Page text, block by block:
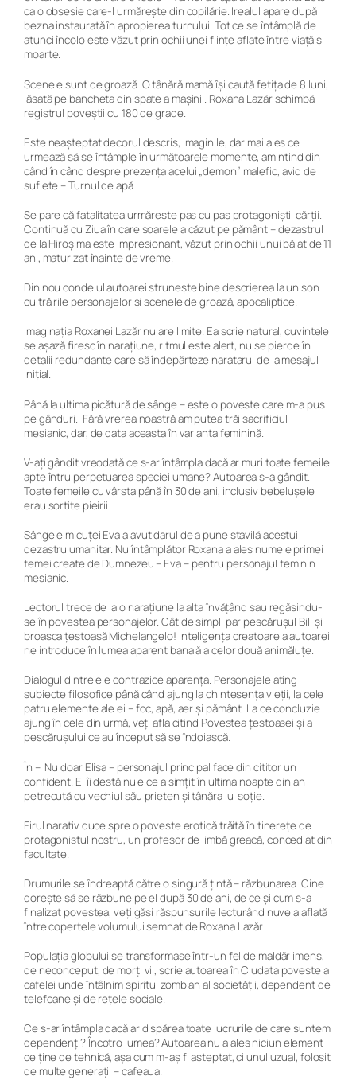
ca o obsesie care-l urmărește din copilărie. Irealul apare după
bezna instaurată în apropierea turnului. Tot ce se întâmplă de
atunci încolo este văzut prin ochii unei ființe aflate între viață și
moarte.
Scenele sunt de groază. O tânără mamă își caută fetița de 8 luni,
lăsată pe bancheta din spate a mașinii. Roxana Lazăr schimbă
registrul poveștii cu 180 de grade.
Este neașteptat decorul descris, imaginile, dar mai ales ce
urmează să se întâmple în următoarele momente, amintind din
când în când despre prezența acelui „demon” malefic, avid de
suflete –Turnul de apă.
Se pare că fatalitatea urmărește pas cu pas protagoniștii cărții.
Continuă cu Ziua în care soarele a căzut pe pământ – dezastrul
de la Hiroșima este impresionant, văzut prin ochii unui băiat de 11
ani, maturizat înainte de vreme.
Din nou condeiul autoarei strunește bine descrierea la unison
cu trăirile personajelor și scenele de groază, apocaliptice.
Imaginația Roxanei Lazăr nu are limite. Ea scrie natural, cuvintele
se așază firesc în narațiune, ritmul este alert, nu se pierde în
detalii redundante care să îndepărteze naratarul de la mesajul
inițial.
Până la ultima picătură de sânge– este o poveste care m-a pus
pe gânduri. Fără vrerea noastră am putea trăi sacrificiul
mesianic, dar, de data aceasta în varianta feminină.
V-ați gândit vreodată ce s-ar întâmpla dacă ar muri toate femeile
apte întru perpetuarea speciei umane? Autoarea s-a gândit.
Toate femeile cu vârsta până în 30 de ani, inclusiv bebelușele
erau sortite pieirii.
Sângele micuței Eva a avut darul de a pune stavilă acestui
dezastru umanitar. Nu întâmplător Roxana a ales numele primei
femei create de Dumnezeu – Eva – pentru personajul feminin
mesianic.
Lectorul trece de la o narațiune la alta învățând sau regăsindu-
se în povestea personajelor. Cât de simpli par pescărușul Bill și
broasca țestoasă Michelangelo! Inteligența creatoare a autoarei
ne introduce în lumea aparent banală a celor două animăluțe.
Dialogul dintre ele contrazice aparența. Personajele ating
subiecte filosofice până când ajung la chintesența vieții, la cele
patru elemente ale ei – foc, apă, aer și pământ. La ce concluzie
ajung în cele din urmă, veți afla citind Povestea țestoasei și a
pescărușului ce au început să se îndoiască.
În – Nu doar Elisa – personajul principal face din cititor un
confident. El îi destăinuie ce a simțit în ultima noapte din an
petrecută cu vechiul său prieten și tânăra lui soție.
Firul narativ duce spre o poveste erotică trăită în tinerețe de
protagonistul nostru, un profesor de limbă greacă, concediat din
facultate.
Drumurile se îndreaptă către o singură țintă – răzbunarea. Cine
dorește să se răzbune pe el după 30 de ani, de ce și cum s-a
finalizat povestea, veți găsi răspunsurile lecturând nuvela aflată
între copertele volumului semnat de Roxana Lazăr.
Populația globului se transformase într-un fel de maldăr imens,
de neconceput, de morți vii, scrie autoarea înCiudata poveste a
cafeleiunde întâlnim spiritul zombian al societății, dependent de
telefoane și de rețele sociale.
Ce s-ar întâmpla dacă ar dispărea toate lucrurile de care suntem
dependenți? Încotro lumea? Autoarea nu a ales niciun element
ce ține de tehnică, așa cum m-aș fi așteptat, ci unul uzual, folosit
de multe generații – cafeaua.